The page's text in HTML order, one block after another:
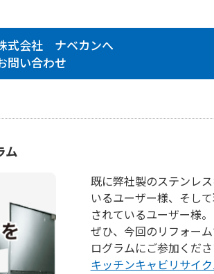
式会社 ナベカンへ
問い合わせ
ム
既に弊社製のステンレ
いるユーザー様、そし
されているユーザー様。
ぜひ、今回のリフォー
ログラムにご参加くださ
キッチンキャビリサイ